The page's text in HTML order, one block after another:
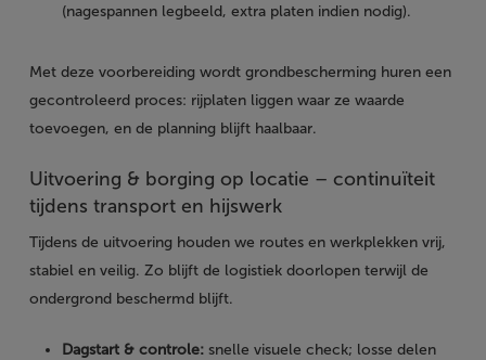
(nagespannen legbeeld, extra platen indien nodig).
Met deze voorbereiding wordt grondbescherming huren een
gecontroleerd proces: rijplaten liggen waar ze waarde
toevoegen, en de planning blijft haalbaar.
Uitvoering & borging op locatie – continuïteit
tijdens transport en hijswerk
Tijdens de uitvoering houden we routes en werkplekken vrij,
stabiel en veilig. Zo blijft de logistiek doorlopen terwijl de
ondergrond beschermd blijft.
Dagstart & controle:snelle visuele check; losse delen